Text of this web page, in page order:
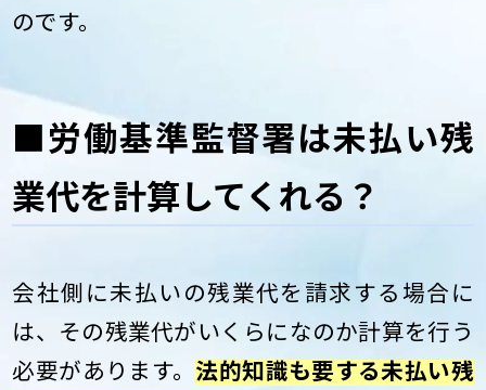
のです。
■労働基準監督署は未払い残
業代を計算してくれる？
会社側に未払いの残業代を請求する場合に
は、その残業代がいくらになのか計算を行う
必要があります。法的知識も要する未払い残